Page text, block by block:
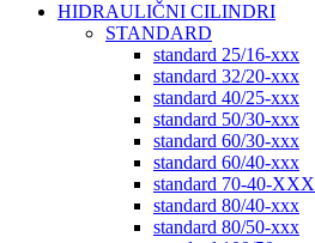
HIDRAULIČNI CILINDRI
STANDARD
standard 25/16-xxx
standard 32/20-xxx
standard 40/25-xxx
standard 50/30-xxx
standard 60/30-xxx
standard 60/40-xxx
standard 70-40-XXX
standard 80/40-xxx
standard 80/50-xxx